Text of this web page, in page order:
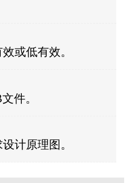
或低有效。
件。
计原理图。